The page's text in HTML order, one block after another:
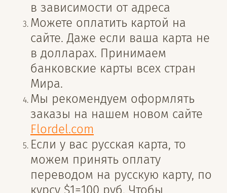
в зависимости от адреса
Можете оплатить картой на
сайте. Даже если ваша карта не
в долларах. Принимаем
банковские карты всех стран
Мира.
Мы рекомендуем оформлять
заказы на нашем новом сайте
Flordel.com
Если у вас русская карта, то
можем принять оплату
переводом на русскую карту, по
курсу $1=100 руб. Чтобы